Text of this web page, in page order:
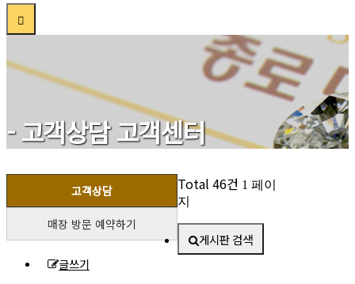
- 고객상담고객센터
고객상담
매장 방문 예약하기
Total 46건 1 페이
지
게시판 검색
글쓰기